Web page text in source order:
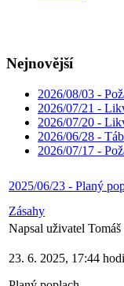
Nejnovější
2026/08/03 -
2026/07/21 -
2026/07/20 -
2026/06/28 -
2026/07/17 -
2025/06/23 - Planý
Zásahy
Napsal uživatel Tomáš
23. 6. 2025, 17:44